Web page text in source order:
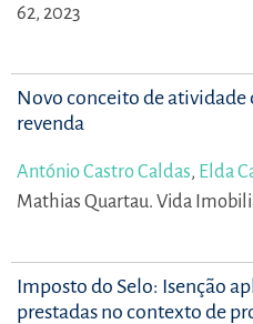
62, 2023
Novo conceito de atividade
revenda
António Castro Caldas, Elda
Mathias Quartau. Vida
Imposto do Selo: Isenção
prestadas no contexto de